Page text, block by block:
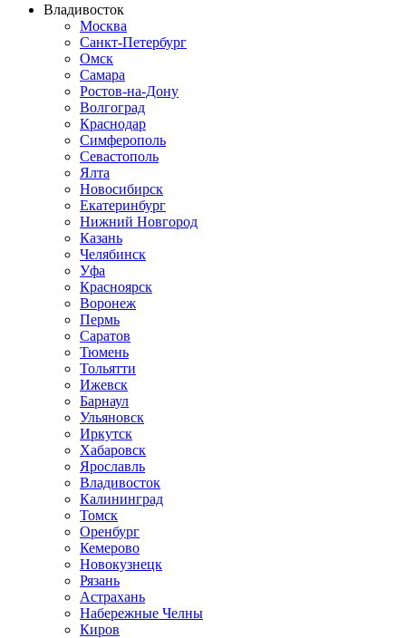
Владивосток
Москва
Санкт-Петербург
Омск
Самара
Ростов-на-Дону
Волгоград
Краснодар
Симферополь
Севастополь
Ялта
Новосибирск
Екатеринбург
Нижний Новгород
Казань
Челябинск
Уфа
Красноярск
Воронеж
Пермь
Саратов
Тюмень
Тольятти
Ижевск
Барнаул
Ульяновск
Иркутск
Хабаровск
Ярославль
Владивосток
Калининград
Томск
Оренбург
Кемерово
Новокузнецк
Рязань
Астрахань
Набережные Челны
Киров